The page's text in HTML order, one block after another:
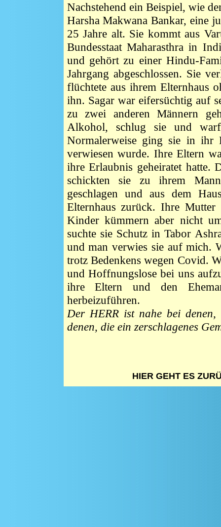
Nachstehend ein Beispiel, wie
Harsha Makwana Bankar, eine
25 Jahre alt. Sie kommt aus
Bundesstaat Maharasthra in
und gehört zu einer Hindu-
Jahrgang abgeschlossen. Sie
flüchtete aus ihrem Elternhaus
ihn. Sagar war eifersüchtig auf
zu zwei anderen Männern
Alkohol, schlug sie und
Normalerweise ging sie in ihr
verwiesen wurde. Ihre Eltern
ihre Erlaubnis geheiratet hatte.
schickten sie zu ihrem
geschlagen und aus dem
Elternhaus zurück. Ihre
Kinder kümmern aber nicht
suchte sie Schutz in Tabor
und man verwies sie auf mich.
trotz Bedenkens wegen Covid.
und Hoffnungslose bei uns
ihre Eltern und den
herbeizuführen.
Der HERR ist nahe bei
denen, die ein zerschlagenes
HIER GEHT ES